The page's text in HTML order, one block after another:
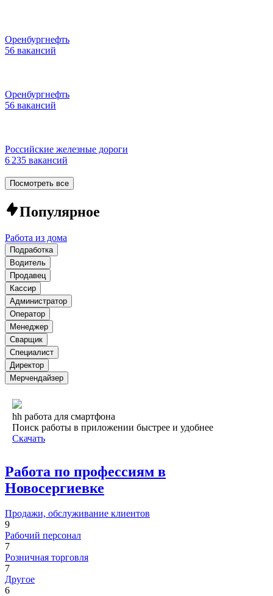
Оренбургнефть
56 вакансий
Оренбургнефть
56 вакансий
Российские железные дороги
6 235 вакансий
Посмотреть все
Популярное
Работа из дома
Подработка
Водитель
Продавец
Кассир
Администратор
Оператор
Менеджер
Сварщик
Специалист
Директор
Мерчендайзер
hh работа для смартфона
Поиск работы в приложении быстрее и удобнее
Скачать
Работа по профессиям в
Новосергиевке
Продажи, обслуживание клиентов
9
Рабочий персонал
7
Розничная торговля
7
Другое
6